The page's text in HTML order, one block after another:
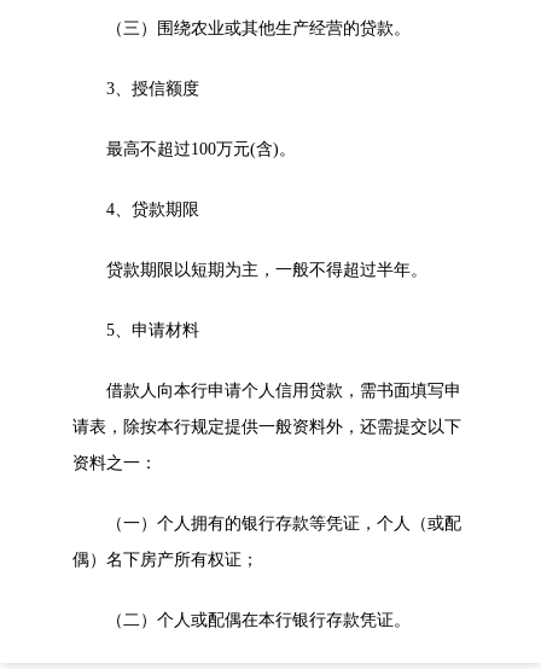
（三）围绕农业或其他生产经营的贷款。
3、授信额度
最高不超过100万元(含)。
4、贷款期限
贷款期限以短期为主，一般不得超过半年。
5、申请材料
借款人向本行申请个人信用贷款，需书面填写申
请表，除按本行规定提供一般资料外，还需提交以下
资料之一：
（一）个人拥有的银行存款等凭证，个人（或配
偶）名下房产所有权证；
（二）个人或配偶在本行银行存款凭证。